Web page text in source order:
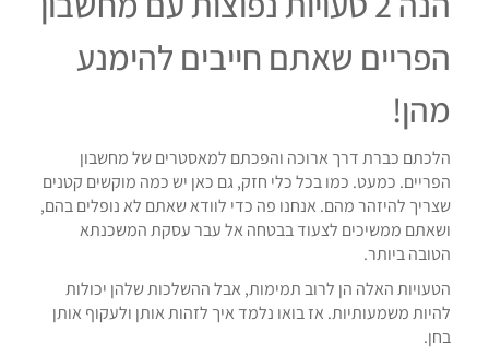
הפריים שאתם חייבים להימנע
מהן!
הלכתם כברת דרך ארוכה והפכתם למאסטרים של מחשבון
הפריים. כמעט. כמו בכל כלי חזק, גם כאן יש כמה מוקשים קטנים
שצריך להיזהר מהם. אנחנו פה כדי לוודא שאתם לא נופלים בהם,
ושאתם ממשיכים לצעוד בבטחה אל עבר עסקת המשכנתא
הטובה ביותר.
הטעויות האלה הן לרוב תמימות, אבל ההשלכות שלהן יכולות
להיות משמעותיות. אז בואו נלמד איך לזהות אותן ולעקוף אותן
בחן.